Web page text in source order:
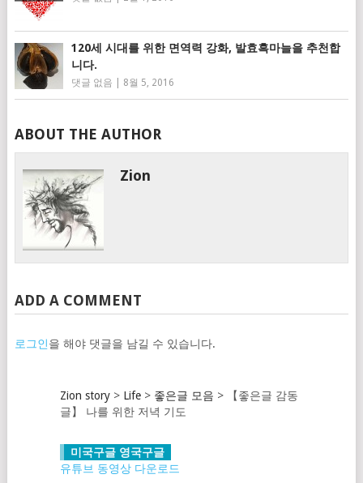
120세 시대를 위한 면역력 강화, 발효흑마늘을 추천합
니다.
댓글 없음 8월 5, 2016
ABOUT THE AUTHOR
Zion
ADD A COMMENT
로그인을 해야 댓글을 남길 수 있습니다.
Zion story> Life> 좋은글 모음 >
【좋은글 감동
글】 나를 위한 저녁 기도
미국구글 영국구글
유튜브 동영상 다운로드